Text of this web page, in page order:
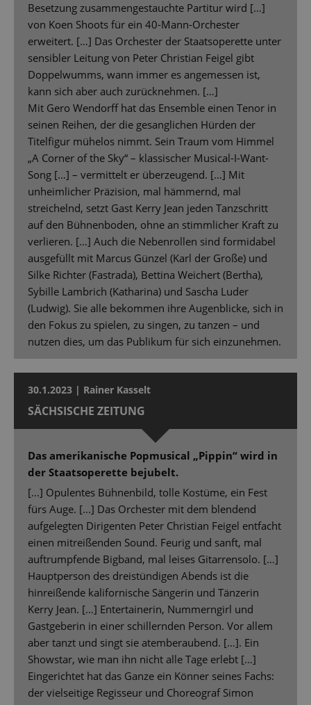
Besetzung zusammengestauchte Partitur wird […]
von Koen Shoots für ein 40-Mann-Orchester
erweitert. […] Das Orchester der Staatsoperette unter
sensibler Leitung von Peter Christian Feigel gibt
Doppelwumms, wann immer es angemessen ist,
kann sich aber auch zurücknehmen. […]
Mit Gero Wendorff hat das Ensemble einen Tenor in
seinen Reihen, der die gesanglichen Hürden der
Titelfigur mühelos nimmt. Sein Traum vom Himmel
„A Corner of the Sky“ – klassischer Musical-I-Want-
Song […] – vermittelt er überzeugend. […] Mit
unheimlicher Präzision, mal hämmernd, mal
streichelnd, setzt Gast Kerry Jean jeden Tanzschritt
auf den Bühnenboden, ohne an stimmlicher Kraft zu
verlieren. […] Auch die Nebenrollen sind formidabel
ausgefüllt mit Marcus Günzel (Karl der Große) und
Silke Richter (Fastrada), Bettina Weichert (Bertha),
Sybille Lambrich (Katharina) und Sascha Luder
(Ludwig). Sie alle bekommen ihre Augenblicke, sich in
den Fokus zu spielen, zu singen, zu tanzen – und
nutzen dies, um das Publikum für sich einzunehmen.
30.1.2023 | Rainer Kasselt
SÄCHSISCHE ZEITUNG
Das amerikanische Popmusical „Pippin“ wird in
der Staatsoperette bejubelt.
[...] Opulentes Bühnenbild, tolle Kostüme, ein Fest
fürs Auge. [...] Das Orchester mit dem blendend
aufgelegten Dirigenten Peter Christian Feigel entfacht
einen mitreißenden Sound. Feurig und sanft, mal
auftrumpfende Bigband, mal leises Gitarrensolo. […]
Hauptperson des dreistündigen Abends ist die
hinreißende kalifornische Sängerin und Tänzerin
Kerry Jean. […] Entertainerin, Nummerngirl und
Gastgeberin in einer schillernden Person. Vor allem
aber tanzt und singt sie atemberaubend. […]. Ein
Showstar, wie man ihn nicht alle Tage erlebt […]
Eingerichtet hat das Ganze ein Könner seines Fachs:
der vielseitige Regisseur und Choreograf Simon